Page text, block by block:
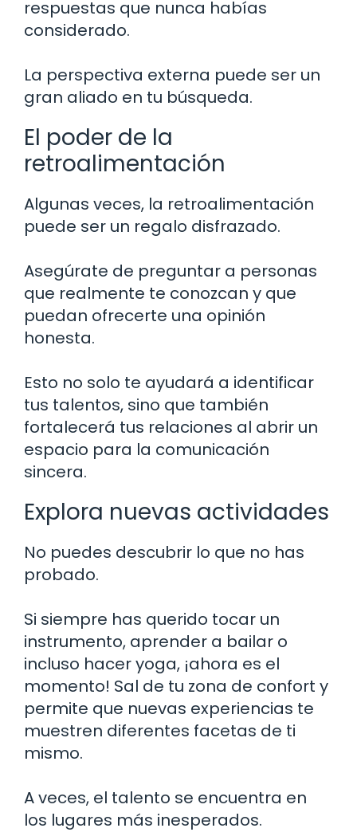
respuestas que nunca habías
considerado.
La perspectiva externa puede ser un
gran aliado en tu búsqueda.
El poder de la
retroalimentación
Algunas veces, la retroalimentación
puede ser un regalo disfrazado.
Asegúrate de preguntar a personas
que realmente te conozcan y que
puedan ofrecerte una opinión
honesta.
Esto no solo te ayudará a identificar
tus talentos, sino que también
fortalecerá tus relaciones al abrir un
espacio para la comunicación
sincera.
Explora nuevas actividades
No puedes descubrir lo que no has
probado.
Si siempre has querido tocar un
instrumento, aprender a bailar o
incluso hacer yoga, ¡ahora es el
momento! Sal de tu zona de confort y
permite que nuevas experiencias te
muestren diferentes facetas de ti
mismo.
A veces, el talento se encuentra en
los lugares más inesperados.